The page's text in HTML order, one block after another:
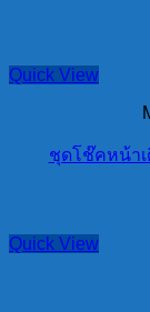
Quick View
ชุดโช๊คหน้าเ
Quick View